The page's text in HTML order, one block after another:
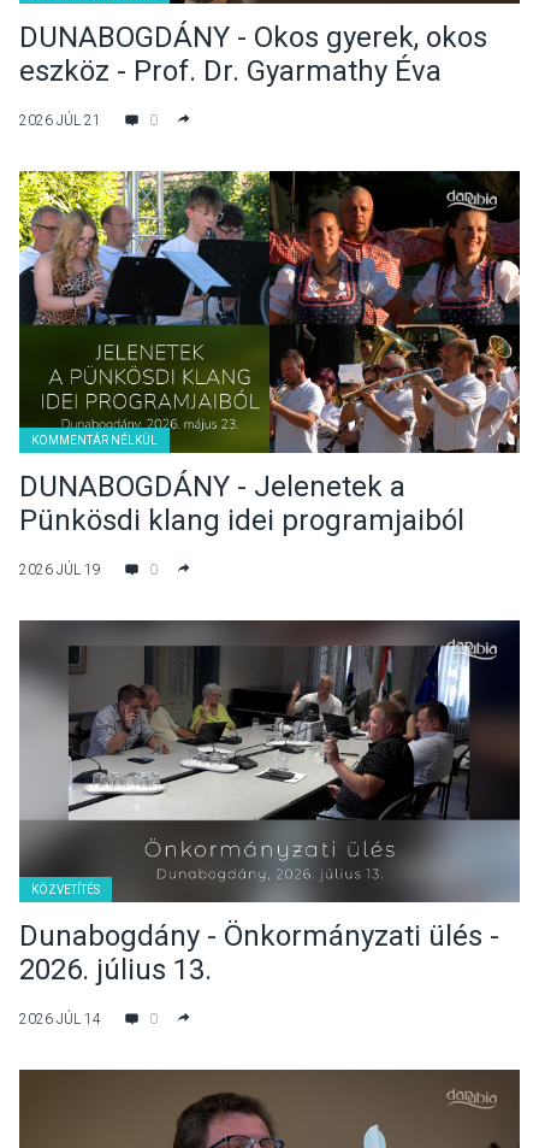
DUNABOGDÁNY - Okos gyerek, okos
eszköz - Prof. Dr. Gyarmathy Éva
pszichológus előadása
2026 JÚL 21 0
KOMMENTÁR NÉLKÜL
DUNABOGDÁNY - Jelenetek a
Pünkösdi klang idei programjaiból
2026 JÚL 19 0
KÖZVETÍTÉS
Dunabogdány - Önkormányzati ülés -
2026. július 13.
2026 JÚL 14 0